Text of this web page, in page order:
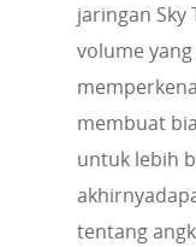
jaringan
volume
membuat
untuk lebih
tentang